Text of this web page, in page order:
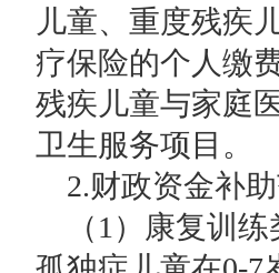
儿童、重度残疾
疗保险的个人缴
残疾儿童与家庭
卫生服务项目。
2.财政资金补
（1）康复训练